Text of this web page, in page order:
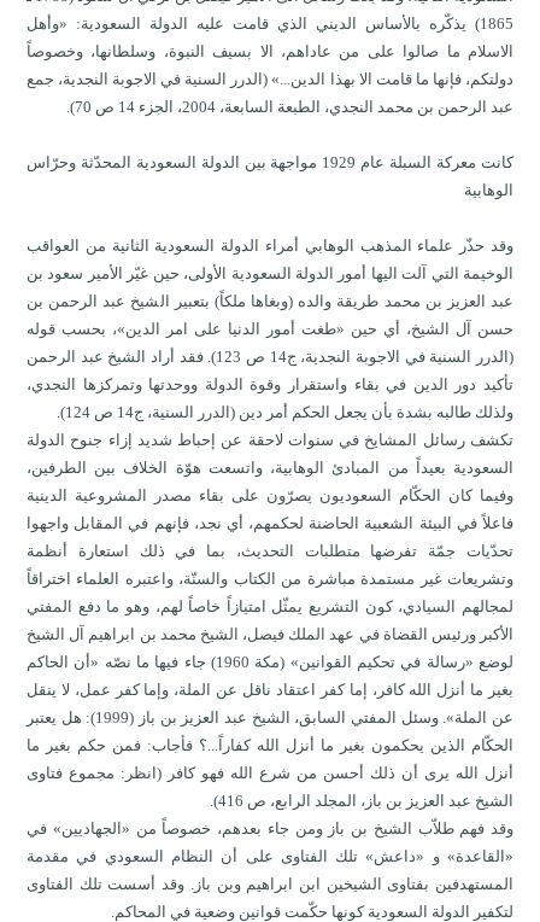
1865) يذكّره بالأساس الديني الذي قامت عليه الدولة السعودية: «وأهل
الاسلام ما صالوا على من عاداهم، الا بسيف النبوة، وسلطانها، وخصوصاً
دولتكم، فإنها ما قامت الا بهذا الدين...» (الدرر السنية في الاجوبة النجدية، جمع
عبد الرحمن بن محمد النجدي، الطبعة السابعة، 2004، الجزء 14 ص 70).
كانت معركة السبلة عام 1929 مواجهة بين الدولة السعودية المحدّثة وحرّاس
الوهابية
وقد حذّر علماء المذهب الوهابي أمراء الدولة السعودية الثانية من العواقب
الوخيمة التي آلت اليها أمور الدولة السعودية الأولى، حين غيّر الأمير سعود بن
عبد العزيز بن محمد طريقة والده (وبغاها ملكاً) بتعبير الشيخ عبد الرحمن بن
حسن آل الشيخ، أي حين «طغت أمور الدنيا على امر الدين»، بحسب قوله
(الدرر السنية في الاجوبة النجدية، ج14 ص 123). فقد أراد الشيخ عبد الرحمن
تأكيد دور الدين في بقاء واستقرار وقوة الدولة ووحدتها وتمركزها النجدي،
ولذلك طالبه بشدة بأن يجعل الحكم أمر دين (الدرر السنية، ج14 ص 124).
تكشف رسائل المشايخ في سنوات لاحقة عن إحباط شديد إزاء جنوح الدولة
السعودية بعيداً من المبادئ الوهابية، واتسعت هوّة الخلاف بين الطرفين،
وفيما كان الحكّام السعوديون يصرّون على بقاء مصدر المشروعية الدينية
فاعلاً في البيئة الشعبية الحاضنة لحكمهم، أي نجد، فإنهم في المقابل واجهوا
تحدّيات جمّة تفرضها متطلبات التحديث، بما في ذلك استعارة أنظمة
وتشريعات غير مستمدة مباشرة من الكتاب والسنّة، واعتبره العلماء اختراقاً
لمجالهم السيادي، كون التشريع يمثّل امتيازاً خاصاً لهم، وهو ما دفع المفتي
الأكبر ورئيس القضاة في عهد الملك فيصل، الشيخ محمد بن ابراهيم آل الشيخ
لوضع «رسالة في تحكيم القوانين» (مكة 1960) جاء فيها ما نصّه «أن الحاكم
بغير ما أنزل الله كافر، إما كفر اعتقاد ناقل عن الملة، وإما كفر عمل، لا ينقل
عن الملة». وسئل المفتي السابق، الشيخ عبد العزيز بن باز (1999): هل يعتبر
الحكّام الذين يحكمون بغير ما أنزل الله كفاراً...؟ فأجاب: فمن حكم بغير ما
أنزل الله يرى أن ذلك أحسن من شرع الله فهو كافر (انظر: مجموع فتاوى
الشيخ عبد العزيز بن باز، المجلد الرابع، ص 416).
وقد فهم طلاّب الشيخ بن باز ومن جاء بعدهم، خصوصاً من «الجهاديين» في
«القاعدة» و «داعش» تلك الفتاوى على أن النظام السعودي في مقدمة
المستهدفين بفتاوى الشيخين ابن ابراهيم وبن باز. وقد أسست تلك الفتاوى
لتكفير الدولة السعودية كونها حكّمت قوانين وضعية في المحاكم.